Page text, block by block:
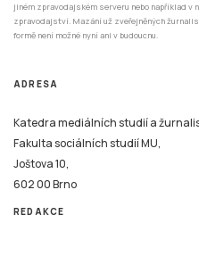
jiném zpravodajském serveru nebo například v
zpravodajství. Mazání už zveřejněných
formě není možné nyní ani v budoucnu.
ADRESA
Katedra mediálních studií a
Fakulta sociálních studií MU,
Joštova 10,
602 00 Brno
REDAKCE